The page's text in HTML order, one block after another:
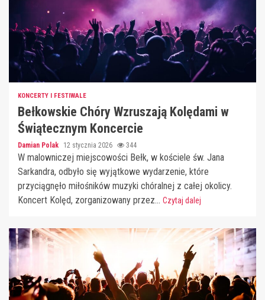
KONCERTY I FESTIWALE
Bełkowskie Chóry Wzruszają Kolędami w
Świątecznym Koncercie
Damian Polak 12 stycznia 2026 344
W malowniczej miejscowości Bełk, w kościele św. Jana
Sarkandra, odbyło się wyjątkowe wydarzenie, które
przyciągnęło miłośników muzyki chóralnej z całej okolicy.
Koncert Kolęd, zorganizowany przez... Czytaj dalej